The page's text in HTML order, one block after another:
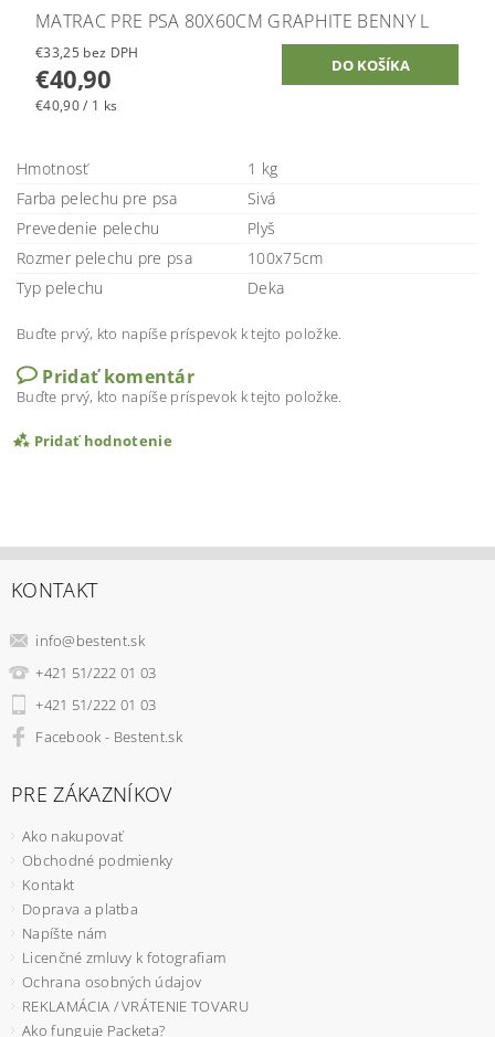
MATRAC PRE PSA 80X60CM GRAPHITE BENNY L
€33,25 bez DPH
€40,90
€40,90 / 1 ks
Hmotnosť
1 kg
Farba pelechu pre psa
Sivá
Prevedenie pelechu
Plyš
Rozmer pelechu pre psa
100x75cm
Typ pelechu
Deka
Buďte prvý, kto napíše príspevok k tejto položke.
Pridať komentár
Buďte prvý, kto napíše príspevok k tejto položke.
Pridať hodnotenie
KONTAKT
info@bestent.sk
+421 51/222 01 03
+421 51/222 01 03
Facebook - Bestent.sk
PRE ZÁKAZNÍKOV
Ako nakupovať
Obchodné podmienky
Kontakt
Doprava a platba
Napíšte nám
Licenčné zmluvy k fotografiam
Ochrana osobných údajov
REKLAMÁCIA / VRÁTENIE TOVARU
Ako funguje Packeta?